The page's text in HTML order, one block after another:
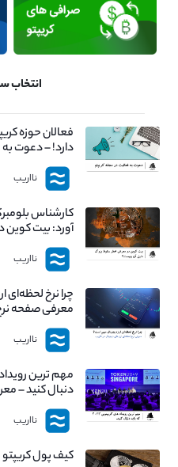
انتخاب
فعالان حوزه
دارد! – دعوت به
نااریب
کارشناس
آورد: بیت
است - دلیل آن
نااریب
چرا نرخ
معرفی صفحه
نااریب
نااریب
دنبال کنید –
جهانی
نااریب
کیف پول